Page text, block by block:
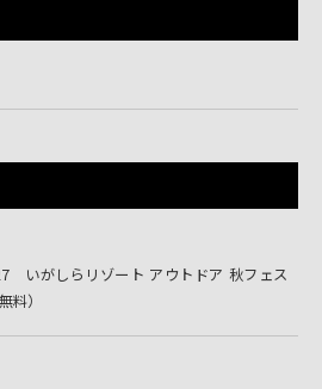
いがしらリゾート アウトドア 秋フェス
料）